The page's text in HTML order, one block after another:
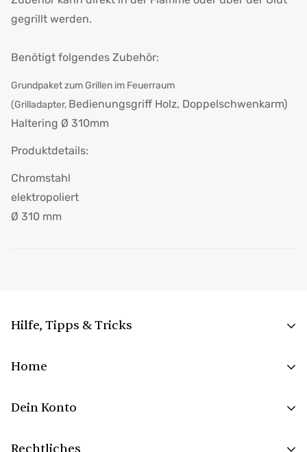
gegrillt werden.
Benötigt folgendes Zubehör:
Grundpaket zum Grillen im Feuerraum
(Grilladapter, Bedienungsgriff Holz, Doppelschwenkarm)
Haltering Ø 310mm
Produktdetails:
Chromstahl
elektropoliert
Ø 310 mm
Hilfe, Tipps & Tricks
FAQs
richtig anheizen
Home
Surprise Grill
Gartenkamin
Dein Konto
Bestellungen